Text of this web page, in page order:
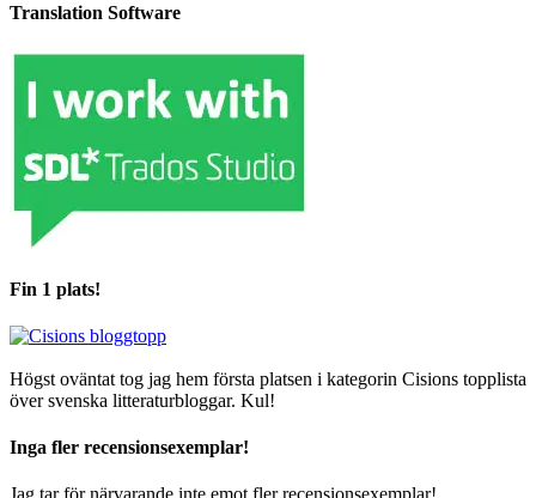
Translation Software
Fin 1 plats!
Högst oväntat tog jag hem första platsen i kategorin Cisions topplista
över svenska litteraturbloggar. Kul!
Inga fler recensionsexemplar!